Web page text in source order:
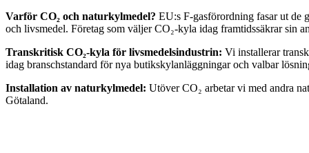
Varför CO₂ och naturkylmedel? EU:s F-gasförordning fasar ut de
och livsmedel. Företag som väljer CO₂-kyla idag framtidssäkrar sin
Transkritisk CO₂-kyla för livsmedelsindustrin: Vi installerar
idag branschstandard för nya butikskylanläggningar och valbar
Installation av naturkylmedel: Utöver CO₂ arbetar vi med andra
Götaland.